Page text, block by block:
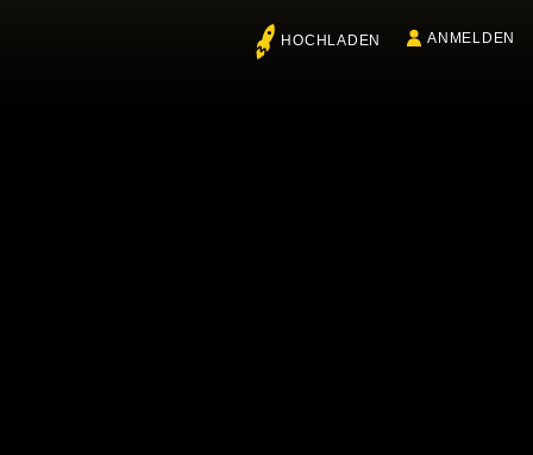
HOCHLADEN ANMELDEN